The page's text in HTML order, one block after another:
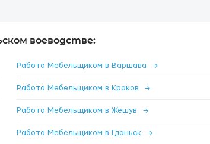
воеводстве:
Работа Мебельщиком в Варшава →
Работа Мебельщиком в Краков →
Работа Мебельщиком в Жешув →
Работа Мебельщиком в Гданьск →